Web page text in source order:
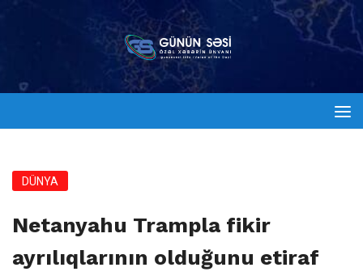
DÜNYA
Netanyahu Trampla fikir
ayrılıqlarının olduğunu etiraf